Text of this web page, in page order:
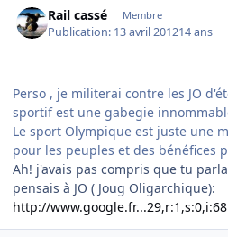
Rail cassé Membre
Publication: 13 avril 201214 ans
Perso , je militerai contre les JO
sportif est une gabegie
Le sport Olympique est juste une
pour les peuples et des bénéfices
Ah! j'avais pas compris que tu
pensais à JO ( Joug Oligarchique):
http://www.google.fr...29,r:1,s:0,i:68